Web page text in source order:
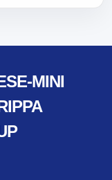
MINI